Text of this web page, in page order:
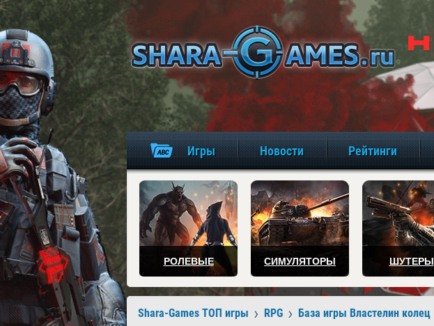
Игры Новости Рейтинги
РОЛЕВЫЕ СИМУЛЯТОРЫ ШУТЕРЫ
Shara-Games ТОП игры RPG База игры Властелин колец